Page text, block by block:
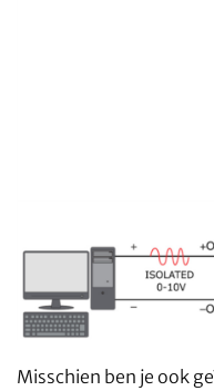
Misschien ben je ook